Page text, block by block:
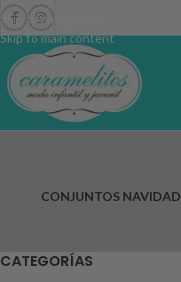
Skip to navigation
Skip to main content
CONJUNTOS NAVIDAD
CATEGORÍAS